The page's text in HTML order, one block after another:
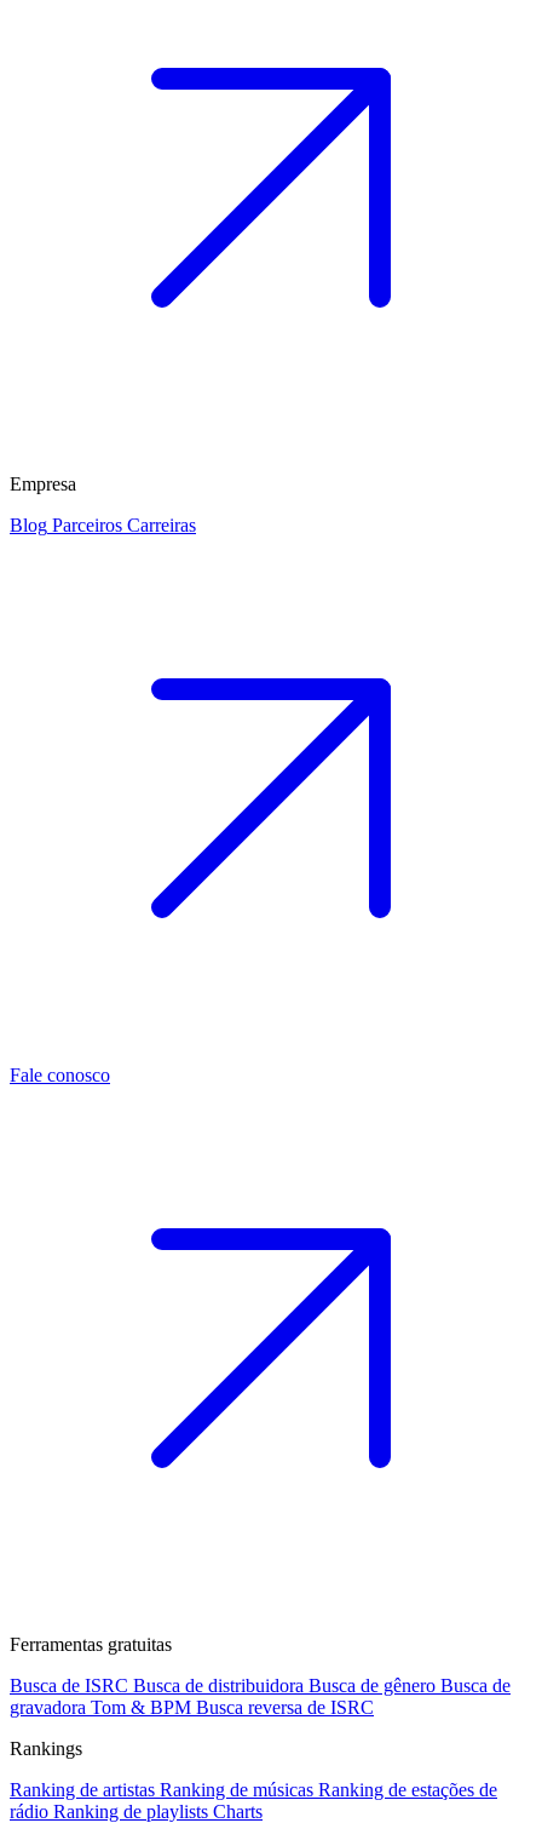
Empresa
Blog Parceiros Carreiras
Fale conosco
Ferramentas gratuitas
Busca de ISRC Busca de distribuidora Busca de gênero Busca de
gravadora Tom & BPM Busca reversa de ISRC
Rankings
Ranking de artistas Ranking de músicas Ranking de estações de
rádio Ranking de playlists Charts